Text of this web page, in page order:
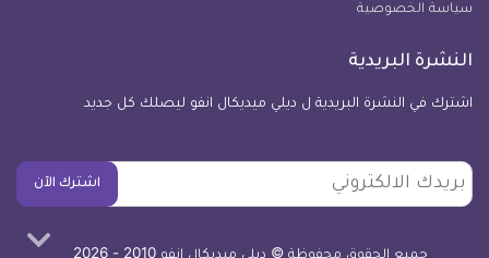
سياسة الخصوصية
النشرة البريدية
اشترك في النشرة البريدية ل ديلي ميديكال انفو ليصلك كل جديد
بريدك
الالكتروني
اشترك الآن